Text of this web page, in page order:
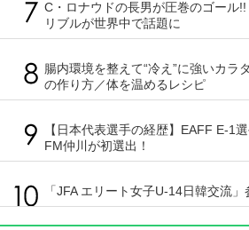
C・ロナウドの長男が圧巻のゴール!!
リブルが世界中で話題に
腸内環境を整えて“冷え”に強いカラ
の作り方／体を温めるレシピ
【日本代表選手の経歴】EAFF E-1
FM仲川が初選出！
「JFA エリート女子U-14日韓交流」